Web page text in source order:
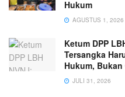
Hukum
AGUSTUS 1, 2026
Ketum DPP
Tersangka
Hukum,
JULI 31, 2026